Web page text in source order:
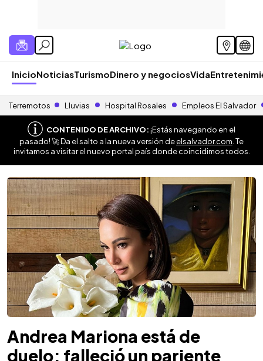
InicioNoticiasTurismoDinero y negociosVida
Terremotos Lluvias Hospital Rosales Empleos El Salvador
CONTENIDO DE ARCHIVO:¡Estás navegando en el
pasado! 🚀 Da el salto a la nueva versión deelsalvador.com . Te
invitamos a visitar el nuevo portal país donde coincidimos todos.
Andrea Mariona está de
duelo; falleció un pariente